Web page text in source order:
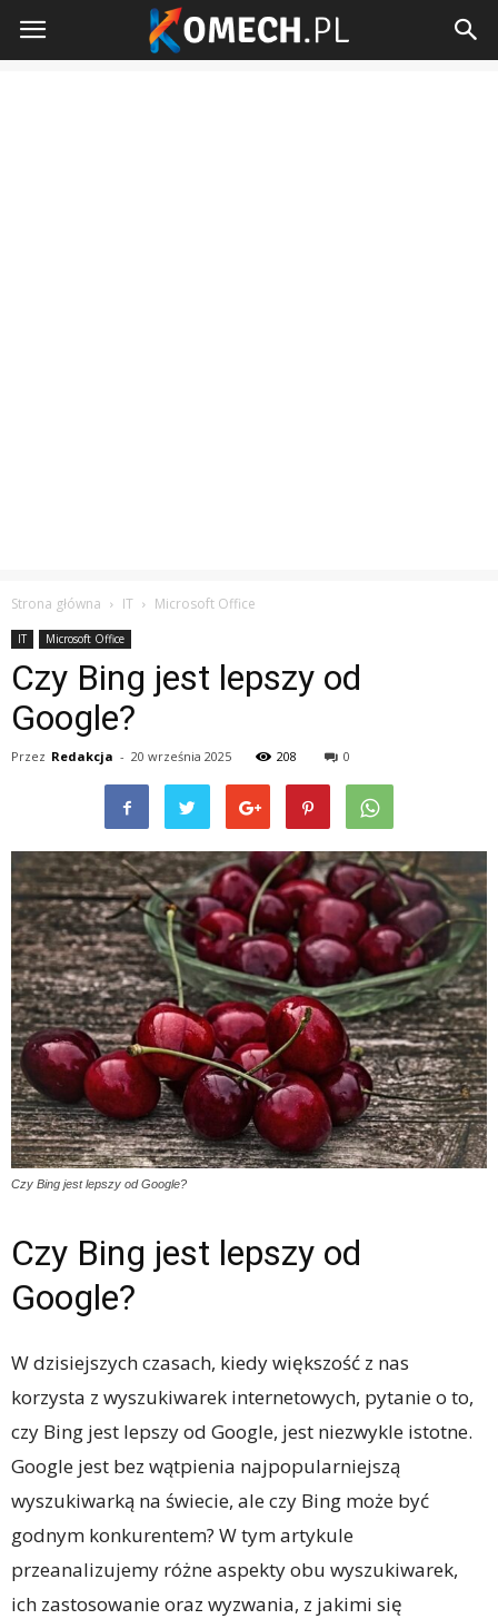
Komech.pl
Strona główna IT Microsoft Office
IT Microsoft Office
Czy Bing jest lepszy od
Google?
Przez Redakcja - 20 września 2025 208 0
Czy Bing jest lepszy od Google?
Czy Bing jest lepszy od
Google?
W dzisiejszych czasach, kiedy większość z nas
korzysta z wyszukiwarek internetowych, pytanie o to,
czy Bing jest lepszy od Google, jest niezwykle istotne.
Google jest bez wątpienia najpopularniejszą
wyszukiwarką na świecie, ale czy Bing może być
godnym konkurentem? W tym artykule
przeanalizujemy różne aspekty obu wyszukiwarek,
ich zastosowanie oraz wyzwania, z jakimi się